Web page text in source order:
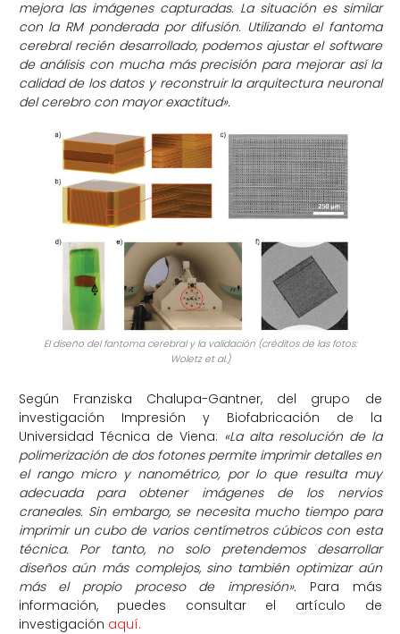
mejora las imágenes capturadas. La situación es similar
con la RM ponderada por difusión. Utilizando el fantoma
cerebral recién desarrollado, podemos ajustar el software
de análisis con mucha más precisión para mejorar así la
calidad de los datos y reconstruir la arquitectura neuronal
del cerebro con mayor exactitud».
El diseño del fantoma cerebral y la validación (créditos de las fotos:
Woletz et al.)
Según Franziska Chalupa-Gantner, del grupo de
investigación Impresión y Biofabricación de la
Universidad Técnica de Viena: «La alta resolución de la
polimerización de dos fotones permite imprimir detalles en
el rango micro y nanométrico, por lo que resulta muy
adecuada para obtener imágenes de los nervios
craneales. Sin embargo, se necesita mucho tiempo para
imprimir un cubo de varios centímetros cúbicos con esta
técnica. Por tanto, no solo pretendemos desarrollar
diseños aún más complejos, sino también optimizar aún
más el propio proceso de impresión». Para más
información, puedes consultar el artículo de
investigación aquí.